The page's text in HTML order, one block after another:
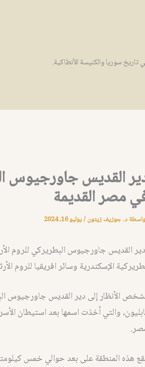
سوريا والكنيسة الأنطاكية.
القديس جاورجيوس
مصر القديمة
د. جوزيف زيتون/يوليو 16, 2024
دير القديس جاورجيوس البطريركي للروم
الإسكندرية وسائر افريقيا للروم
الأنظار إلى دير القديس جاورجيوس
والتي أخذت اسمها بعد استيطان
هذه المنطقة على بعد حوالي خمس